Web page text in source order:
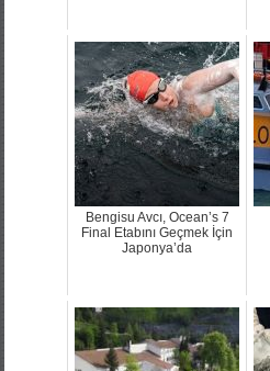
Bengisu Avcı, Ocean’s 7
Final Etabını Geçmek İçin
Japonya’da